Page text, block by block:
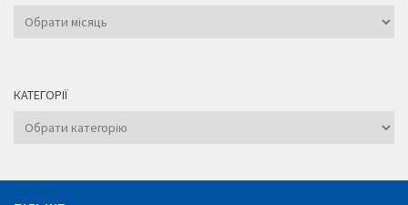
Архіви
КАТЕГОРІЇ
Категорії